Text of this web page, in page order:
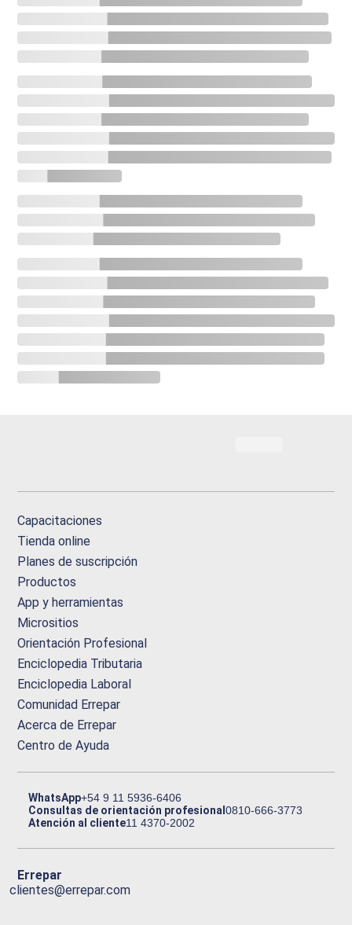
Capacitaciones
Tienda online
Planes de suscripción
Productos
App y herramientas
Micrositios
Orientación Profesional
Enciclopedia Tributaria
Enciclopedia Laboral
Comunidad Errepar
Acerca de Errepar
Centro de Ayuda
WhatsApp+54 9 11 5936-6406
Consultas de orientación profesional0810-666-3773
Atención al cliente11 4370-2002
Errepar
clientes@errepar.com